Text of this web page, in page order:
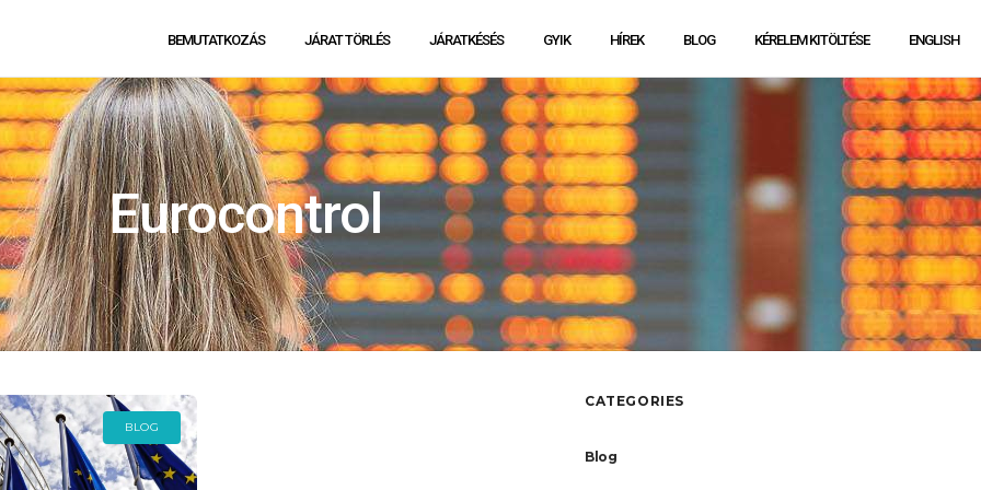
BEMUTATKOZÁS JÁRAT TÖRLÉS JÁRATKÉSÉS GYIK HÍREK BLOG KÉRELEM KITÖLTÉSE ENGLISH
Eurocontrol
BLOG
CATEGORIES
Blog